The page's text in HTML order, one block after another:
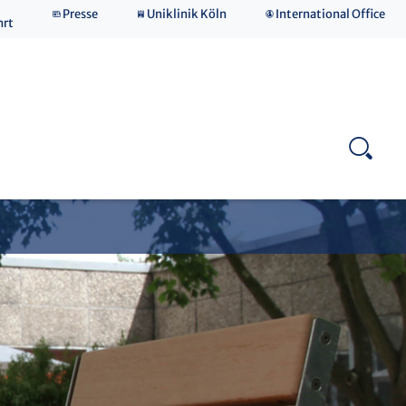
Presse Uniklinik Köln International Office